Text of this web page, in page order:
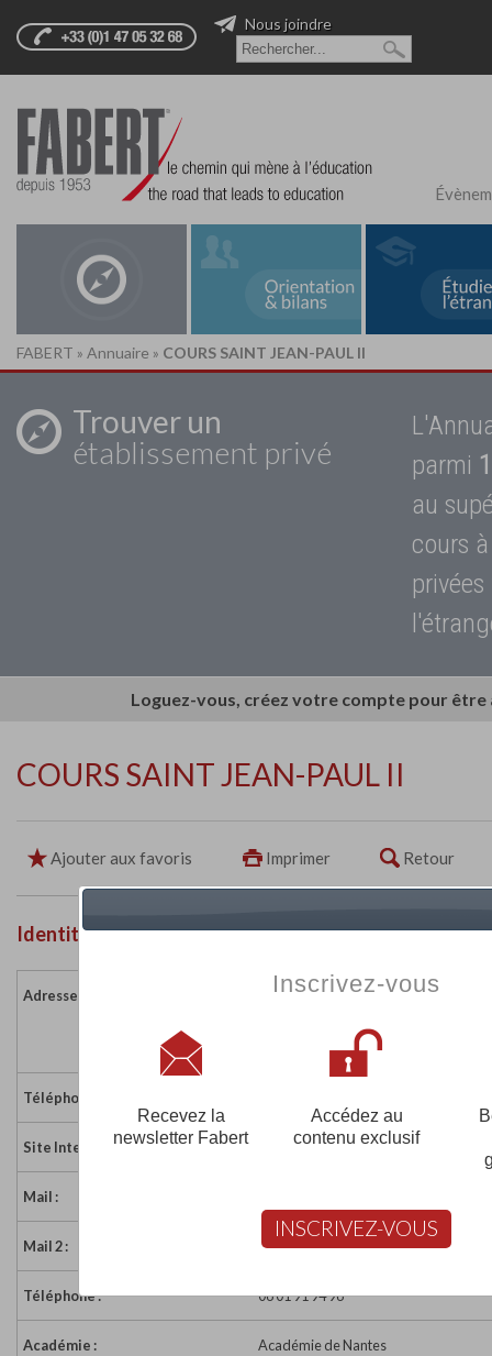
Nous joindre
FABERT » Annuaire » COURS SAINT JEAN-PAUL II
Trouver un
établissement privé
parmi
au
cours
Loguez-vous, créez votre compte pour
COURS SAINT JEAN-PAUL II
Ajouter aux favoris Imprimer Retour
Identité de l'établissement
Adresse :
8 La Jorsonnière
Téléphone :
Site Internet : http://www.cours-saintjeanpaul2.fr/
Mail :
Mail 2 : coursjeanpaul2@gmail.com
Téléphone : 06 01 91 94 96
Académie :
Académie de Nantes
Inscrivez-vous
Recevez la
newsletter Fabert
Accédez au
contenu exclusif
INSCRIVEZ-VOUS